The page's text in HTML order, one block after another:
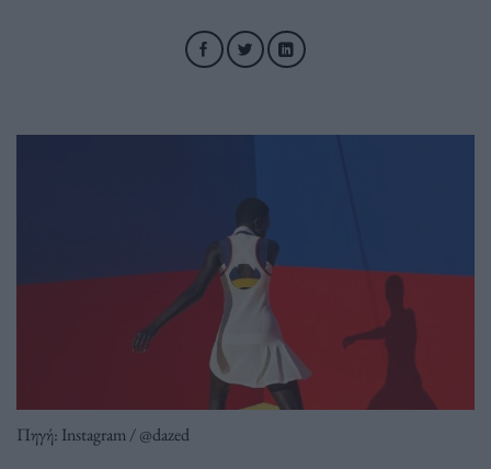
Πηγή: Instagram / @dazed